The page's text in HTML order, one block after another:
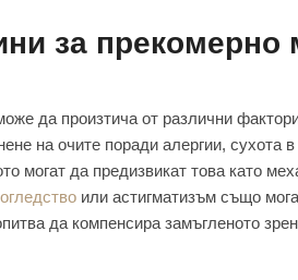
за прекомерно
да произтича от различни
на очите поради алергии,
могат да предизвикат това като
или астигматизъм също
да компенсира замъгленото